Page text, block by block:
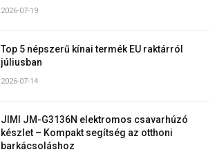
2026-07-19
Top 5 népszerű kínai termék EU raktárról
júliusban
2026-07-14
JIMI JM-G3136N elektromos csavarhúzó
készlet – Kompakt segítség az otthoni
barkácsoláshoz